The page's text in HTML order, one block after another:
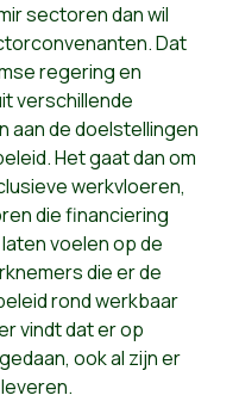
sectoren dan wil
Dat
regering en
verschillende
aan de doelstellingen
Het gaat dan om
werkvloeren,
die financiering
voelen op de
die er de
rond werkbaar
vindt dat er op
ook al zijn er